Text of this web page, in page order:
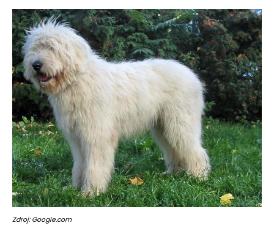
Zdroj: Google.com
t
?
HLEDAT
D
o
p
o
r
u